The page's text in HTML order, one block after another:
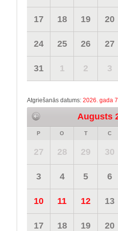
17 18 19 20
24 25 26 27
31 1 2 3
Atgriešanās datums: 2026. gada
Augusts
P O T C
27 28 29 30
3 4 5 6
10 11 12 13
17 18 19 20